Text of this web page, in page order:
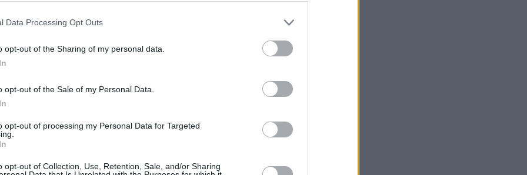
Data Processing Opt Outs
opt-out of the Sharing of my personal data.
opt-out of the Sale of my Personal Data.
opt-out of processing my Personal Data for Targeted
opt-out of Collection, Use, Retention, Sale, and/or Sharing
χαμογελαστός, οδηγείται στη φυλακή τον Αύγουστο